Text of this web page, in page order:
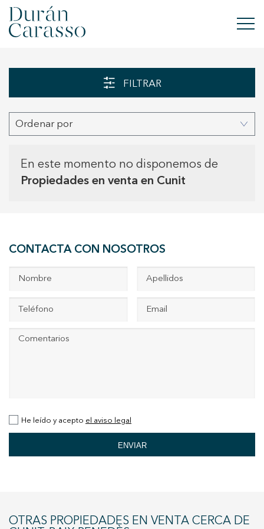
VENDER
OBRA NUEVA
CONTACTO
+34 935 178 067
FILTRAR
Ordenar por
En este momento no disponemos de
Propiedades en venta en Cunit
CONTACTA CON NOSOTROS
He leído y acepto el aviso legal
ENVIAR
OTRAS PROPIEDADES EN VENTA CERCA DE
Modificar cookies
información con la finalidad de mejorar nuestros servicios.